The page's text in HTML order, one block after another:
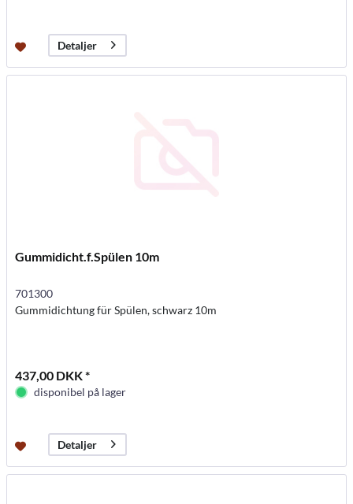
Detaljer
Gummidicht.f.Spülen 10m
701300
Gummidichtung für Spülen, schwarz 10m
437,00 DKK *
disponibel på lager
Detaljer